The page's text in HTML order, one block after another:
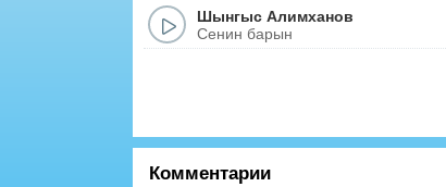
Шынгыс Алимханов
Сенин барын
Комментарии